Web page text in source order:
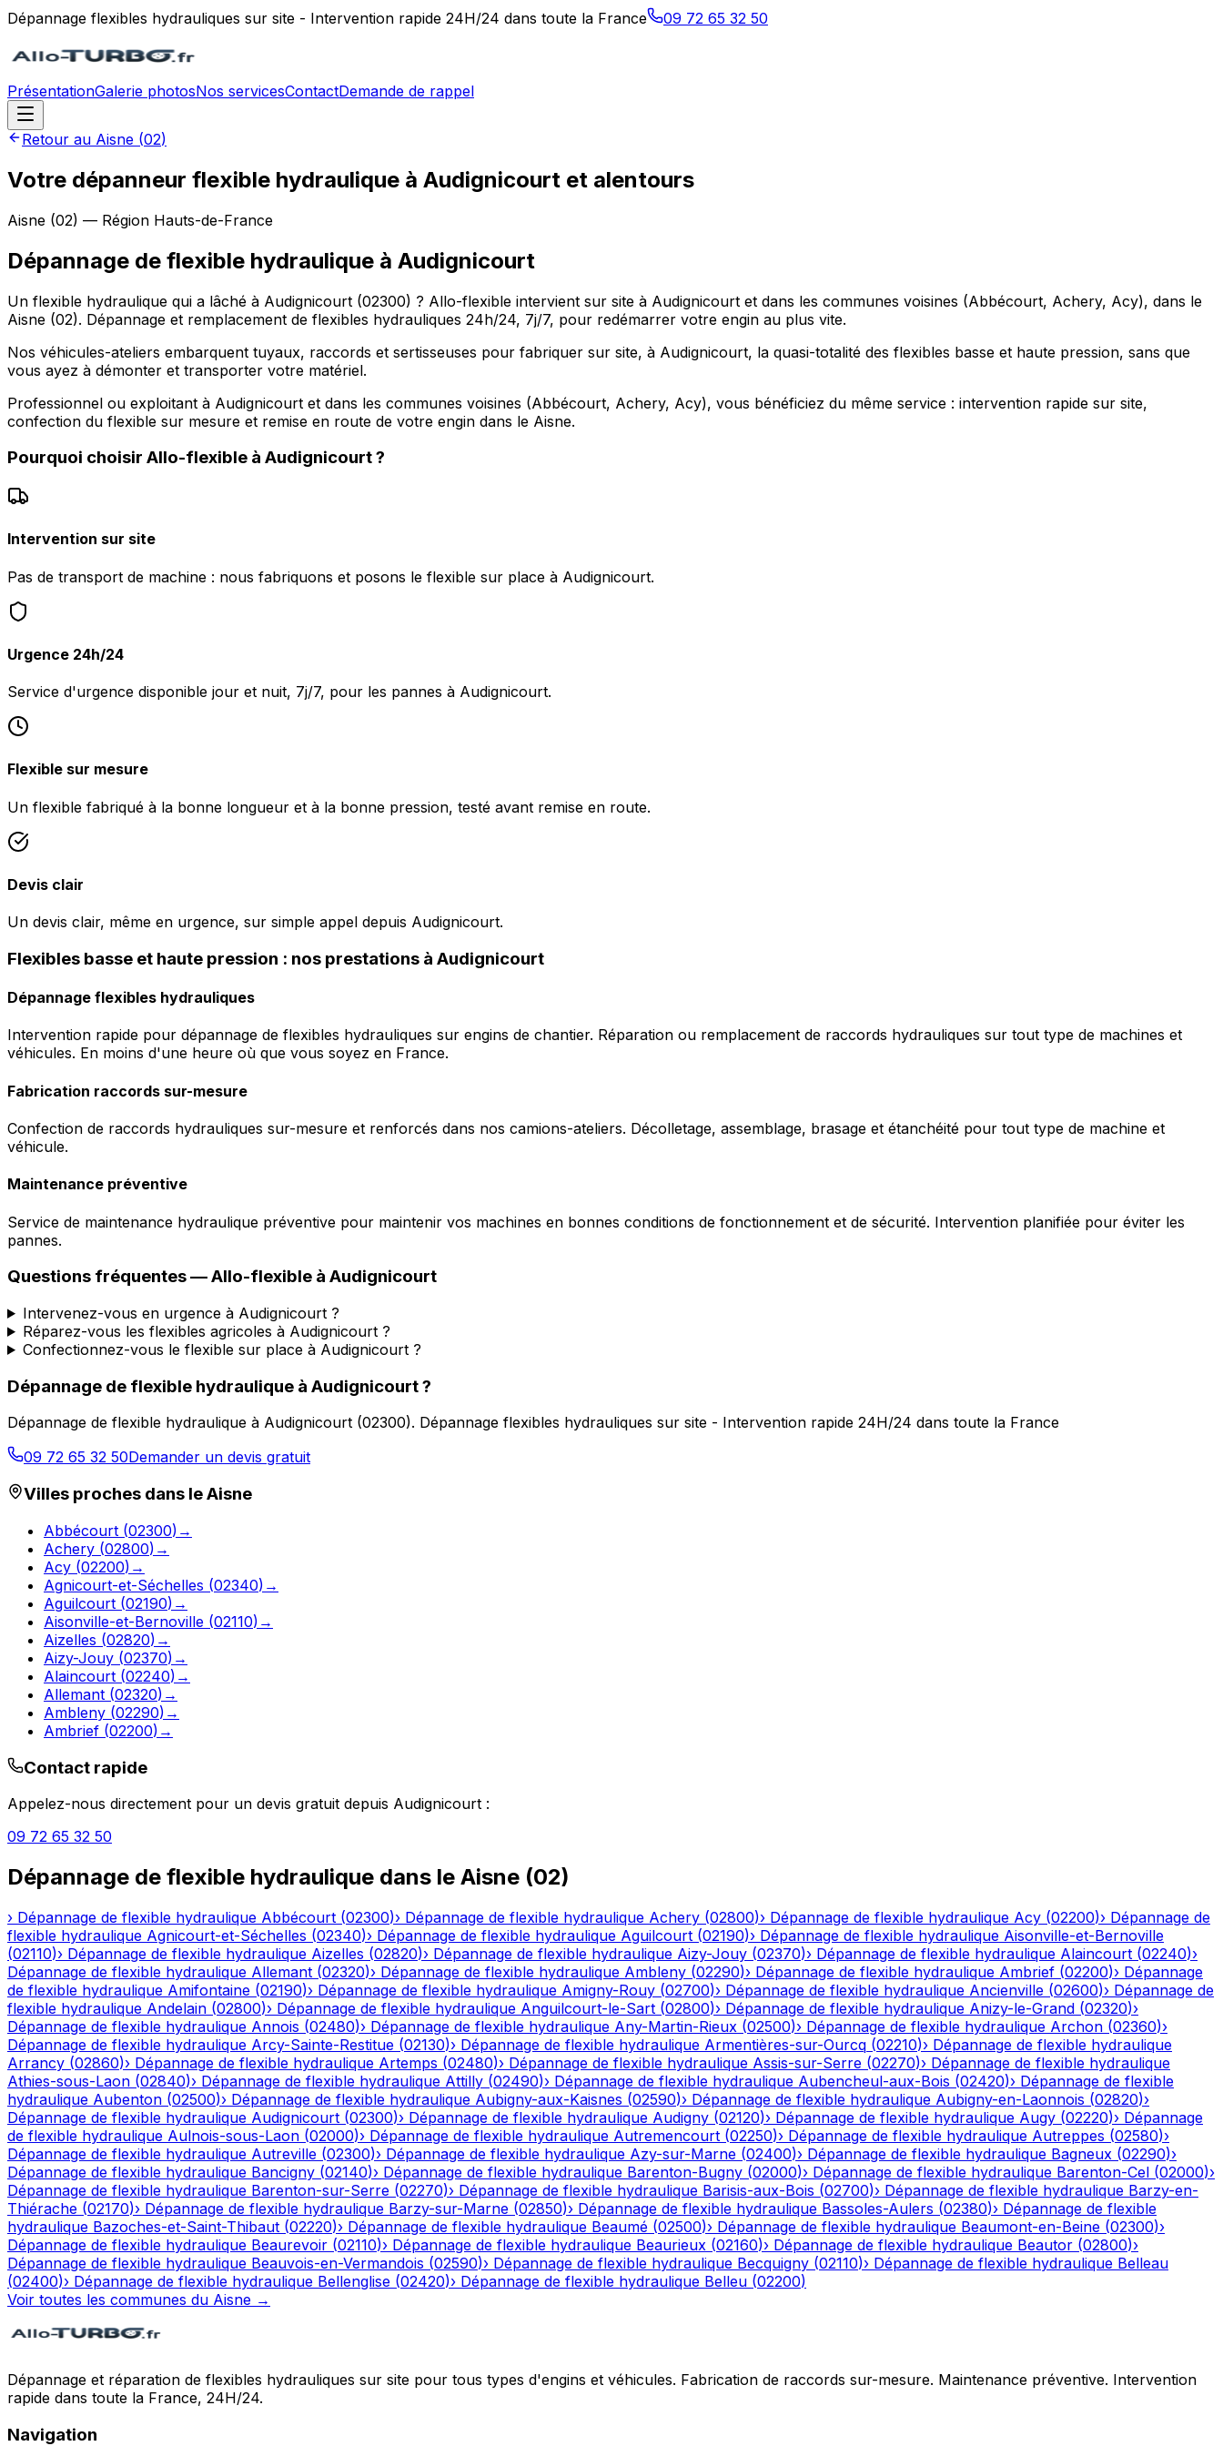
Dépannage flexibles hydrauliques sur site - Intervention rapide 24H/24 dans toute la France 09 72 65 32 50
PrésentationGalerie photosNos servicesContactDemande de rappel
Retour au Aisne (02)
Votre dépanneur flexible hydraulique à Audignicourt et alentours
Aisne (02) — Région Hauts-de-France
Dépannage de flexible hydraulique à Audignicourt
Un flexible hydraulique qui a lâché à Audignicourt (02300) ? Allo-flexible intervient sur site à Audignicourt et dans les communes voisines (Abbécourt, Achery, Acy), dans le
Aisne (02). Dépannage et remplacement de flexibles hydrauliques 24h/24, 7j/7, pour redémarrer votre engin au plus vite.
Nos véhicules-ateliers embarquent tuyaux, raccords et sertisseuses pour fabriquer sur site, à Audignicourt, la quasi-totalité des flexibles basse et haute pression, sans que
vous ayez à démonter et transporter votre matériel.
Professionnel ou exploitant à Audignicourt et dans les communes voisines (Abbécourt, Achery, Acy), vous bénéficiez du même service : intervention rapide sur site,
confection du flexible sur mesure et remise en route de votre engin dans le Aisne.
Pourquoi choisir Allo-flexible à Audignicourt?
Intervention sur site
Pas de transport de machine : nous fabriquons et posons le flexible sur place à Audignicourt.
Urgence 24h/24
Service d'urgence disponible jour et nuit, 7j/7, pour les pannes à Audignicourt.
Flexible sur mesure
Un flexible fabriqué à la bonne longueur et à la bonne pression, testé avant remise en route.
Devis clair
Un devis clair, même en urgence, sur simple appel depuis Audignicourt.
Flexibles basse et haute pression : nos prestations à Audignicourt
Dépannage flexibles hydrauliques
Intervention rapide pour dépannage de flexibles hydrauliques sur engins de chantier. Réparation ou remplacement de raccords hydrauliques sur tout type de machines et
véhicules. En moins d'une heure où que vous soyez en France.
Fabrication raccords sur-mesure
Confection de raccords hydrauliques sur-mesure et renforcés dans nos camions-ateliers. Décolletage, assemblage, brasage et étanchéité pour tout type de machine et
véhicule.
Maintenance préventive
Service de maintenance hydraulique préventive pour maintenir vos machines en bonnes conditions de fonctionnement et de sécurité. Intervention planifiée pour éviter les
pannes.
Questions fréquentes —Allo-flexible à Audignicourt
Intervenez-vous en urgence à Audignicourt ?
Réparez-vous les flexibles agricoles à Audignicourt ?
Confectionnez-vous le flexible sur place à Audignicourt ?
Dépannage de flexible hydraulique à Audignicourt?
Dépannage de flexible hydraulique à Audignicourt (02300). Dépannage flexibles hydrauliques sur site - Intervention rapide 24H/24 dans toute la France
09 72 65 32 50Demander un devis gratuit
Villes proches dans leAisne
Abbécourt (02300) →
Achery (02800) →
Acy (02200) →
Agnicourt-et-Séchelles (02340) →
Aguilcourt (02190) →
Aisonville-et-Bernoville (02110) →
Aizelles (02820) →
Aizy-Jouy (02370) →
Alaincourt (02240) →
Allemant (02320) →
Ambleny (02290) →
Ambrief (02200) →
Contact rapide
Appelez-nous directement pour un devis gratuit depuis Audignicourt :
09 72 65 32 50
Dépannage de flexible hydraulique dans le Aisne (02)
› Dépannage de flexible hydraulique Abbécourt (02300)› Dépannage de flexible hydraulique Achery (02800)› Dépannage de flexible hydraulique Acy (02200)› Dépannage de
flexible hydraulique Agnicourt-et-Séchelles (02340)› Dépannage de flexible hydraulique Aguilcourt (02190)› Dépannage de flexible hydraulique Aisonville-et-Bernoville
(02110)› Dépannage de flexible hydraulique Aizelles (02820)› Dépannage de flexible hydraulique Aizy-Jouy (02370)› Dépannage de flexible hydraulique Alaincourt (02240)›
Dépannage de flexible hydraulique Allemant (02320)› Dépannage de flexible hydraulique Ambleny (02290)› Dépannage de flexible hydraulique Ambrief (02200)› Dépannage
de flexible hydraulique Amifontaine (02190)› Dépannage de flexible hydraulique Amigny-Rouy (02700)› Dépannage de flexible hydraulique Ancienville (02600)› Dépannage de
flexible hydraulique Andelain (02800)› Dépannage de flexible hydraulique Anguilcourt-le-Sart (02800)› Dépannage de flexible hydraulique Anizy-le-Grand (02320)›
Dépannage de flexible hydraulique Annois (02480)› Dépannage de flexible hydraulique Any-Martin-Rieux (02500)› Dépannage de flexible hydraulique Archon (02360)›
Dépannage de flexible hydraulique Arcy-Sainte-Restitue (02130)› Dépannage de flexible hydraulique Armentières-sur-Ourcq (02210)› Dépannage de flexible hydraulique
Arrancy (02860)› Dépannage de flexible hydraulique Artemps (02480)› Dépannage de flexible hydraulique Assis-sur-Serre (02270)› Dépannage de flexible hydraulique
Athies-sous-Laon (02840)› Dépannage de flexible hydraulique Attilly (02490)› Dépannage de flexible hydraulique Aubencheul-aux-Bois (02420)› Dépannage de flexible
hydraulique Aubenton (02500)› Dépannage de flexible hydraulique Aubigny-aux-Kaisnes (02590)› Dépannage de flexible hydraulique Aubigny-en-Laonnois (02820)›
Dépannage de flexible hydraulique Audignicourt (02300)› Dépannage de flexible hydraulique Audigny (02120)› Dépannage de flexible hydraulique Augy (02220)› Dépannage
de flexible hydraulique Aulnois-sous-Laon (02000)› Dépannage de flexible hydraulique Autremencourt (02250)› Dépannage de flexible hydraulique Autreppes (02580)›
Dépannage de flexible hydraulique Autreville (02300)› Dépannage de flexible hydraulique Azy-sur-Marne (02400)› Dépannage de flexible hydraulique Bagneux (02290)›
Dépannage de flexible hydraulique Bancigny (02140)› Dépannage de flexible hydraulique Barenton-Bugny (02000)› Dépannage de flexible hydraulique Barenton-Cel (02000)›
Dépannage de flexible hydraulique Barenton-sur-Serre (02270)› Dépannage de flexible hydraulique Barisis-aux-Bois (02700)› Dépannage de flexible hydraulique Barzy-en-
Thiérache (02170)› Dépannage de flexible hydraulique Barzy-sur-Marne (02850)› Dépannage de flexible hydraulique Bassoles-Aulers (02380)› Dépannage de flexible
hydraulique Bazoches-et-Saint-Thibaut (02220)› Dépannage de flexible hydraulique Beaumé (02500)› Dépannage de flexible hydraulique Beaumont-en-Beine (02300)›
Dépannage de flexible hydraulique Beaurevoir (02110)› Dépannage de flexible hydraulique Beaurieux (02160)› Dépannage de flexible hydraulique Beautor (02800)›
Dépannage de flexible hydraulique Beauvois-en-Vermandois (02590)› Dépannage de flexible hydraulique Becquigny (02110)› Dépannage de flexible hydraulique Belleau
(02400)› Dépannage de flexible hydraulique Bellenglise (02420)› Dépannage de flexible hydraulique Belleu (02200)
Voir toutes les communes du Aisne →
Dépannage et réparation de flexibles hydrauliques sur site pour tous types d'engins et véhicules. Fabrication de raccords sur-mesure. Maintenance préventive. Intervention
rapide dans toute la France, 24H/24.
Navigation